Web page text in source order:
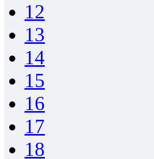
12
13
14
15
16
17
18